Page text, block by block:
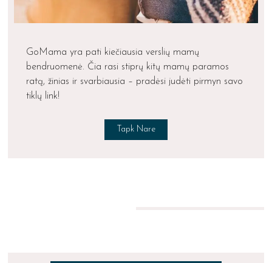
GoMama yra pati kiečiausia verslių mamų
bendruomenė. Čia rasi stiprų kitų mamų paramos
ratą, žinias ir svarbiausia – pradėsi judėti pirmyn savo
tiklų link!
Tapk Nare